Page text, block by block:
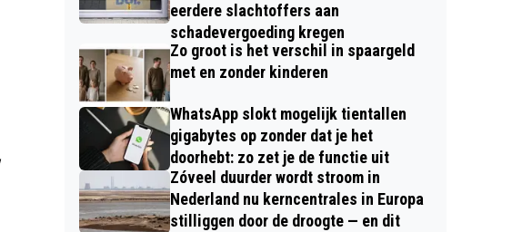
eerdere slachtoffers aan
schadevergoeding kregen
Zo groot is het verschil in spaargeld
met en zonder kinderen
WhatsApp slokt mogelijk tientallen
gigabytes op zonder dat je het
doorhebt: zo zet je de functie uit
Zóveel duurder wordt stroom in
Nederland nu kerncentrales in Europa
stilliggen door de droogte — en dit